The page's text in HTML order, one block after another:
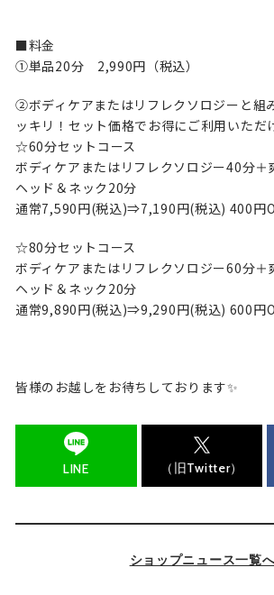
■料金
①単品20分 2,990円（税込）
②ボディケアまたはリフレクソロジーと組
ッキリ！セット価格でお得にご利用いただ
☆60分セットコース
ボディケアまたはリフレクソロジー40分＋
ヘッド＆ネック20分
通常7,590円(税込)⇒7,190円(税込) 400円
☆80分セットコース
ボディケアまたはリフレクソロジー60分＋
ヘッド＆ネック20分
通常9,890円(税込)⇒9,290円(税込) 600円
皆様のお越しをお待ちしております✨
LINE （旧Twitter）
ショップニュース一覧